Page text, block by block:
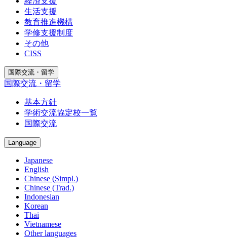
生活支援
教育推進機構
学修支援制度
その他
CISS
国際交流・留学
国際交流・留学
基本方針
学術交流協定校一覧
国際交流
Language
Japanese
English
Chinese (Simpl.)
Chinese (Trad.)
Indonesian
Korean
Thai
Vietnamese
Other languages